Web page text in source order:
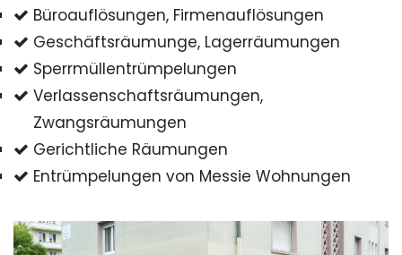
Büroauflösungen, Firmenauflösungen
Geschäftsräumunge, Lagerräumungen
Sperrmüllentrümpelungen
Verlassenschaftsräumungen,
Zwangsräumungen
Gerichtliche Räumungen
Entrümpelungen von Messie Wohnungen